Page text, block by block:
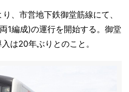
、市営地下鉄御堂筋線にて、
1編成)の運行を開始する。御堂
は20年ぶりとのこと。